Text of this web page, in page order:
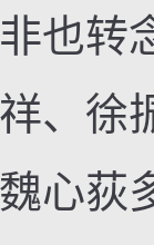
也转
、徐
心荻